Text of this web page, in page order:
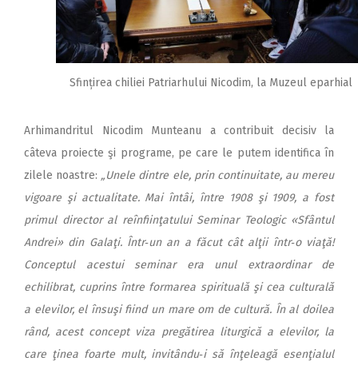
Sfințirea chiliei Patriarhului Nicodim, la Muzeul eparhial
Arhimandritul Nicodim Mun­t­eanu a contribuit decisiv la
câteva proiecte şi programe, pe care le putem identifica în
zilele noastre: „Unele dintre ele, prin continuitate, au mereu
vigoare şi actualitate. Mai întâi, între 1908 şi 1909, a fost
primul director al reînfiinţatului Seminar Teologic «Sfântul
Andrei» din Galaţi. Într‑un an a făcut cât alţii într‑o viaţă!
Conceptul acestui seminar era unul extraordinar de
echilibrat, cuprins între formarea spirituală şi cea culturală
a elevilor, el însuşi fiind un mare om de cultură. În al doilea
rând, acest concept viza pregătirea liturgică a elevilor, la
care ţinea foarte mult, invitându‑i să înţeleagă esenţialul